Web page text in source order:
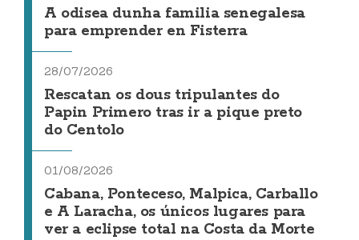
A odisea dunha familia senegalesa
para emprender en Fisterra
28/07/2026
Rescatan os dous tripulantes do
Papin Primero tras ir a pique preto
do Centolo
01/08/2026
Cabana, Ponteceso, Malpica, Carballo
e A Laracha, os únicos lugares para
ver a eclipse total na Costa da Morte